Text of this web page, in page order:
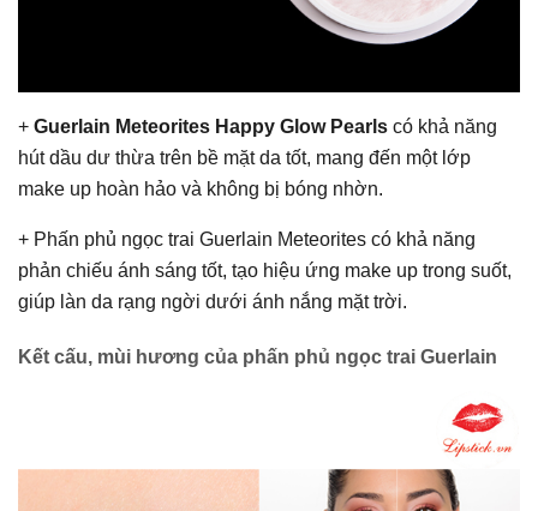
+ Guerlain Meteorites Happy Glow Pearls có khả năng
hút dầu dư thừa trên bề mặt da tốt, mang đến một lớp
make up hoàn hảo và không bị bóng nhờn.
+ Phấn phủ ngọc trai Guerlain Meteorites có khả năng
phản chiếu ánh sáng tốt, tạo hiệu ứng make up trong suốt,
giúp làn da rạng ngời dưới ánh nắng mặt trời.
Kết cấu, mùi hương của phấn phủ ngọc trai Guerlain